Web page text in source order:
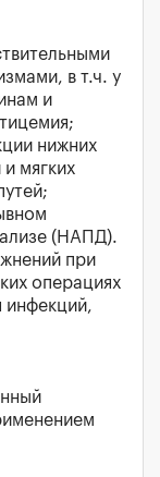
в т.ч. у
и
нижних
мягких
(НАПД).
при
операциях
инфекций,